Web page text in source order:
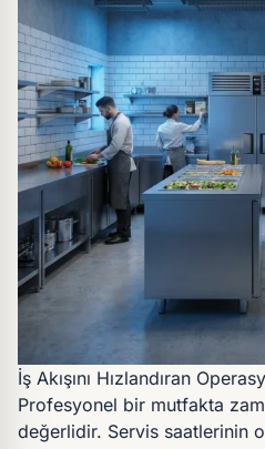
İş Akışını Hızlandıran
Profesyonel bir mutfakta
değerlidir. Servis saatlerinin